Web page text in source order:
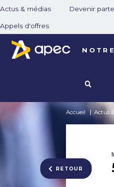
Actus & médias Devenir
Appels d'offres
Accueil Actus
RETOUR